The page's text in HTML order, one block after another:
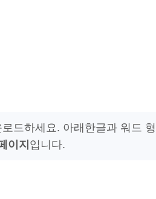
드하세요. 아래한글과 워드
이지 입니다.